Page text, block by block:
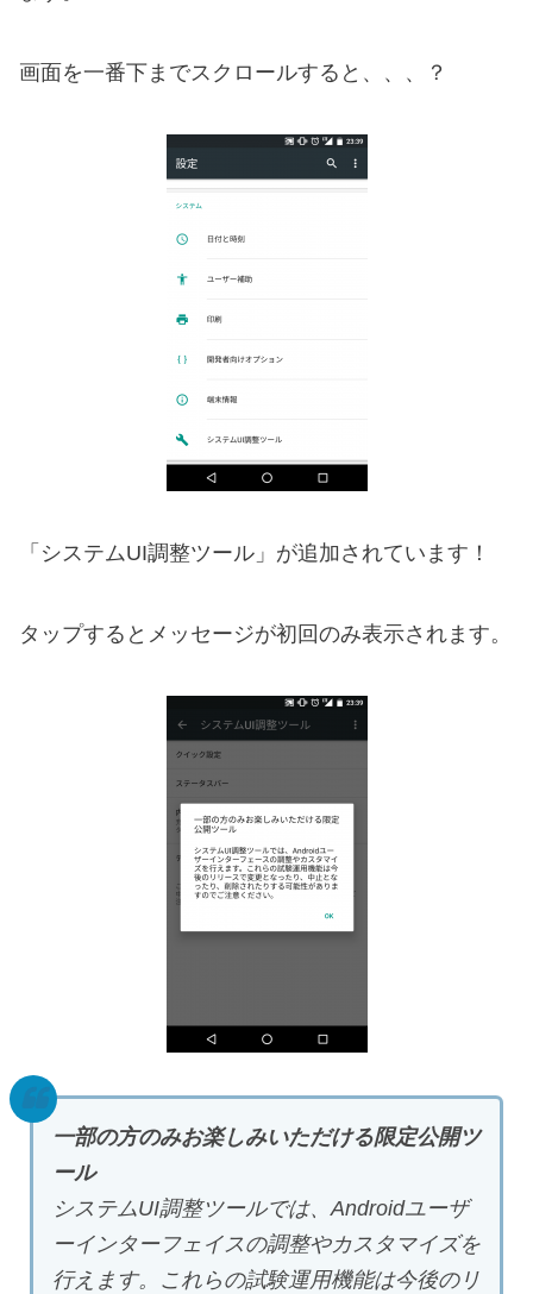
画面を一番下までスクロールすると、、、？
「システムUI調整ツール」が追加されています！
タップするとメッセージが初回のみ表示されます。
一部の方のみお楽しみいただける限定公開ツ
ール
システムUI調整ツールでは、Androidユーザ
ーインターフェイスの調整やカスタマイズを
行えます。これらの試験運用機能は今後のリ